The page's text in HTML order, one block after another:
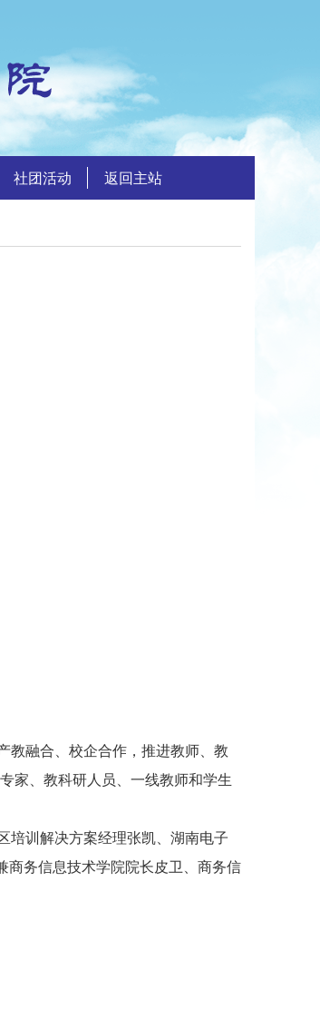
社团活动 返回主站
融合、校企合作，推进教师、教
家、教科研人员、一线教师和学生
训解决方案经理张凯、湖南电子
商务信息技术学院院长皮卫、商务信